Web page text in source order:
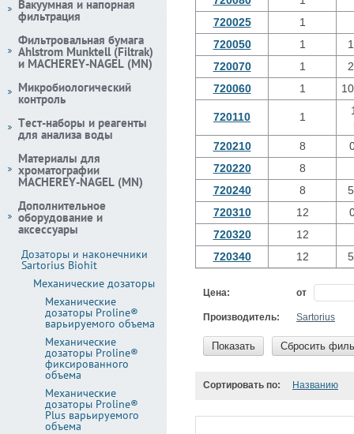
720025
1
720050
1
720070
1
720060
1
720110 1
720210
8
720220
8
720240
8
720310
12
720320
12
720340
12
Цена: от
Производитель: Sartorius
Показать Сбросить
Сортировать по: Названию
Вакуумная и напорная
фильтрация
Фильтровальная бумага
Ahlstrom Munktell (Filtrak)
и MACHEREY-NAGEL (MN)
Микробиологический
контроль
Тест-наборы и реагенты
для анализа воды
Материалы для
хроматографии
MACHEREY-NAGEL (MN)
Дополнительное
оборудование и
аксессуары
Дозаторы и наконечники
Sartorius Biohit
Механические дозаторы
Механические
дозаторы Proline®
варьируемого объема
Механические
дозаторы Proline®
фиксированного
объема
Механические
дозаторы Proline®
Plus варьируемого
объема